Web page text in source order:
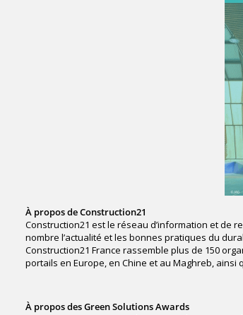
À propos de Construction21
Construction21 est le réseau d’information et de
nombre l’actualité et les bonnes pratiques du
Construction21 France rassemble plus de 150
portails en Europe, en Chine et au Maghreb, ainsi
À propos des Green Solutions Awards